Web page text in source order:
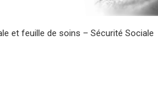
et feuille de soins – Sécurité Sociale